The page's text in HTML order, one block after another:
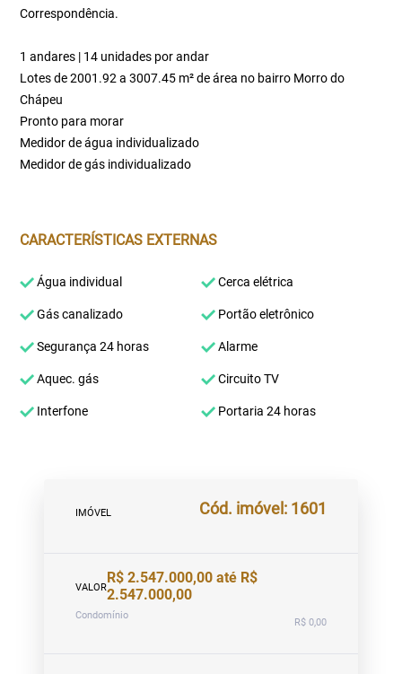
Correspondência.
1 andares | 14 unidades por andar
Lotes de 2001.92 a 3007.45 m² de área no bairro Morro do
Chápeu
Pronto para morar
Medidor de água individualizado
Medidor de gás individualizado
CARACTERÍSTICAS EXTERNAS
Água individual Cerca elétrica
Gás canalizado Portão eletrônico
Segurança 24 horas Alarme
Aquec. gás Circuito TV
Interfone Portaria 24 horas
IMÓVEL Cód. imóvel: 1601
VALOR
R$ 2.547.000,00 até R$
2.547.000,00
Condomínio
R$ 0,00